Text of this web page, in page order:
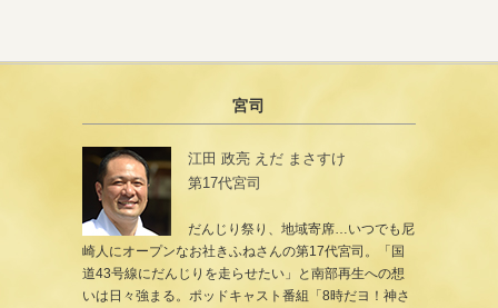
宮司
江田 政亮 えだ まさすけ
第17代宮司
だんじり祭り、地域寄席…いつでも尼
崎人にオープンなお社きふねさんの第17代宮司。「国
道43号線にだんじりを走らせたい」と南部再生への想
いは日々強まる。ポッドキャスト番組「8時だヨ！神さ